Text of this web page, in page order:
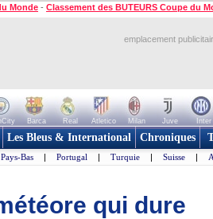
Monde - Classement des BUTEURS Coupe du
emplacement
Barca Real Atletico Milan Juve Inter
Les Bleus & International Chroniques
Pays-Bas | Portugal | Turquie | Suisse |
qui dure